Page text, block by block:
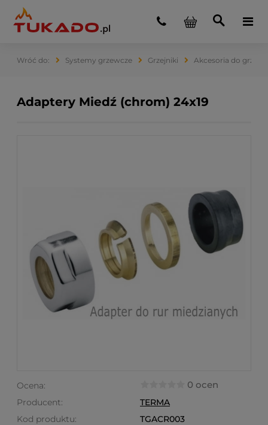
Systemy grzewcze Grzejniki Akcesoria do
Adaptery Miedź (chrom) 24x19
Ocena: 0 ocen
Producent:
TERMA
Kod produktu:
TGACR003